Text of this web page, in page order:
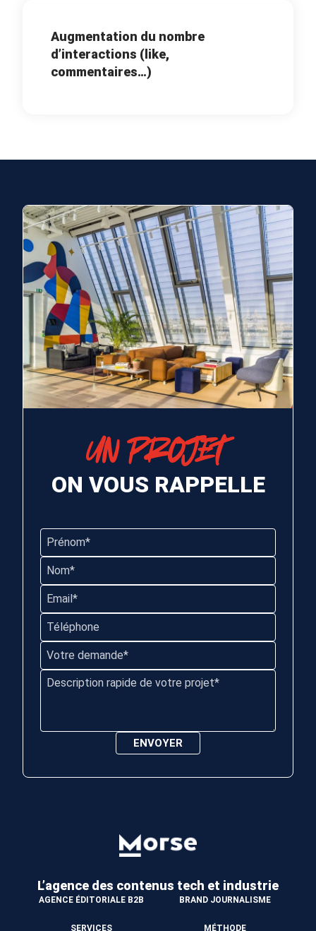
Augmentation du nombre
d’interactions (like,
commentaires…)
UN PROJET
ON VOUS RAPPELLE
L’agence des contenus tech et industrie
AGENCE ÉDITORIALE B2B BRAND JOURNALISME
SERVICES MÉTHODE